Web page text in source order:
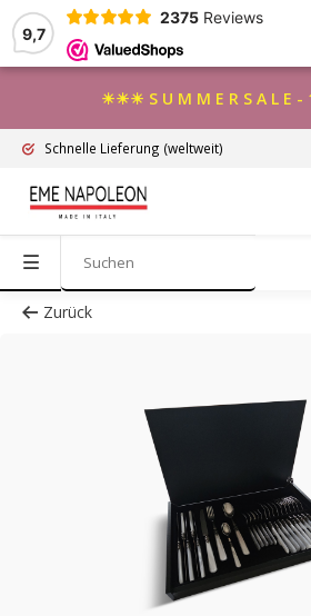
9,7
2375 Reviews
☀☀☀ S U M M E R S A L E
Schnelle Lieferung (weltweit)
Zurück